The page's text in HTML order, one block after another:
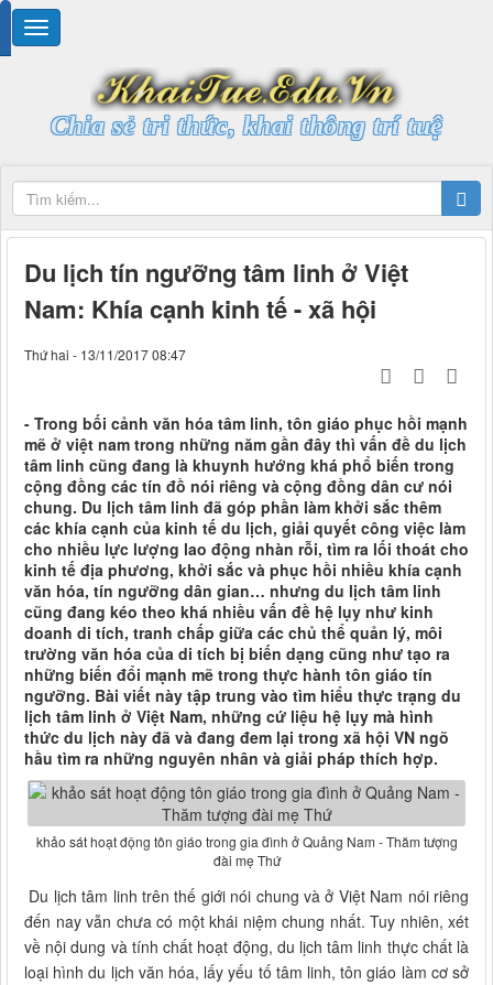
Chia sẻ tri thức, khai thông trí tuệ
Du lịch tín ngưỡng tâm linh ở Việt
Nam: Khía cạnh kinh tế - xã hội
Thứ hai - 13/11/2017 08:47
- Trong bối cảnh văn hóa tâm linh, tôn giáo phục hồi mạnh
mẽ ở việt nam trong những năm gần đây thì vấn đề du lịch
tâm linh cũng đang là khuynh hướng khá phổ biến trong
cộng đồng các tín đồ nói riêng và cộng đồng dân cư nói
chung. Du lịch tâm linh đã góp phần làm khởi sắc thêm
các khía cạnh của kinh tế du lịch, giải quyết công việc làm
cho nhiều lực lượng lao động nhàn rỗi, tìm ra lối thoát cho
kinh tế địa phương, khởi sắc và phục hồi nhiều khía cạnh
văn hóa, tín ngưỡng dân gian… nhưng du lịch tâm linh
cũng đang kéo theo khá nhiều vấn đề hệ lụy như kinh
doanh di tích, tranh chấp giữa các chủ thể quản lý, môi
trường văn hóa của di tích bị biến dạng cũng như tạo ra
những biến đổi mạnh mẽ trong thực hành tôn giáo tín
ngưỡng. Bài viết này tập trung vào tìm hiểu thực trạng du
lịch tâm linh ở Việt Nam, những cứ liệu hệ lụy mà hình
thức du lịch này đã và đang đem lại trong xã hội VN ngõ
hầu tìm ra những nguyên nhân và giải pháp thích hợp.
khảo sát hoạt động tôn giáo trong gia đình ở Quảng Nam - Thăm tượng
đài mẹ Thứ
Du lịch tâm linh trên thế giới nói chung và ở Việt Nam nói riêng
đến nay vẫn chưa có một khái niệm chung nhất. Tuy nhiên, xét
về nội dung và tính chất hoạt động, du lịch tâm linh thực chất là
loại hình du lịch văn hóa, lấy yếu tố tâm linh, tôn giáo làm cơ sở